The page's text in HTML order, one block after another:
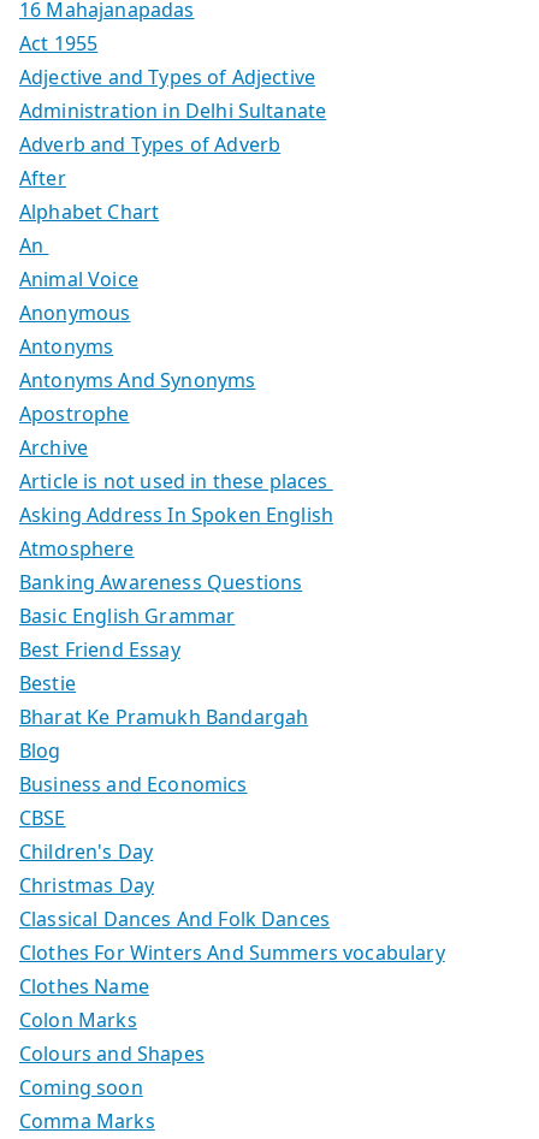
16 Mahajanapadas
Act 1955
Adjective and Types of Adjective
Administration in Delhi Sultanate
Adverb and Types of Adverb
After
Alphabet Chart
An
Animal Voice
Anonymous
Antonyms
Antonyms And Synonyms
Apostrophe
Archive
Article is not used in these places
Asking Address In Spoken English
Atmosphere
Banking Awareness Questions
Basic English Grammar
Best Friend Essay
Bestie
Bharat Ke Pramukh Bandargah
Blog
Business and Economics
CBSE
Children's Day
Christmas Day
Classical Dances And Folk Dances
Clothes For Winters And Summers vocabulary
Clothes Name
Colon Marks
Colours and Shapes
Coming soon
Comma Marks